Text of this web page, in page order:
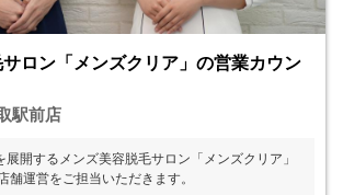
ロン「メンズクリア」の営業カウン
駅前店
開するメンズ美容脱毛サロン「メンズクリア」
舗運営をご担当いただきます。